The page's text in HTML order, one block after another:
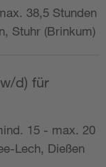
38,5 Stunden
Stuhr (Brinkum)
d) für
15 - max. 20
Lech, Dießen